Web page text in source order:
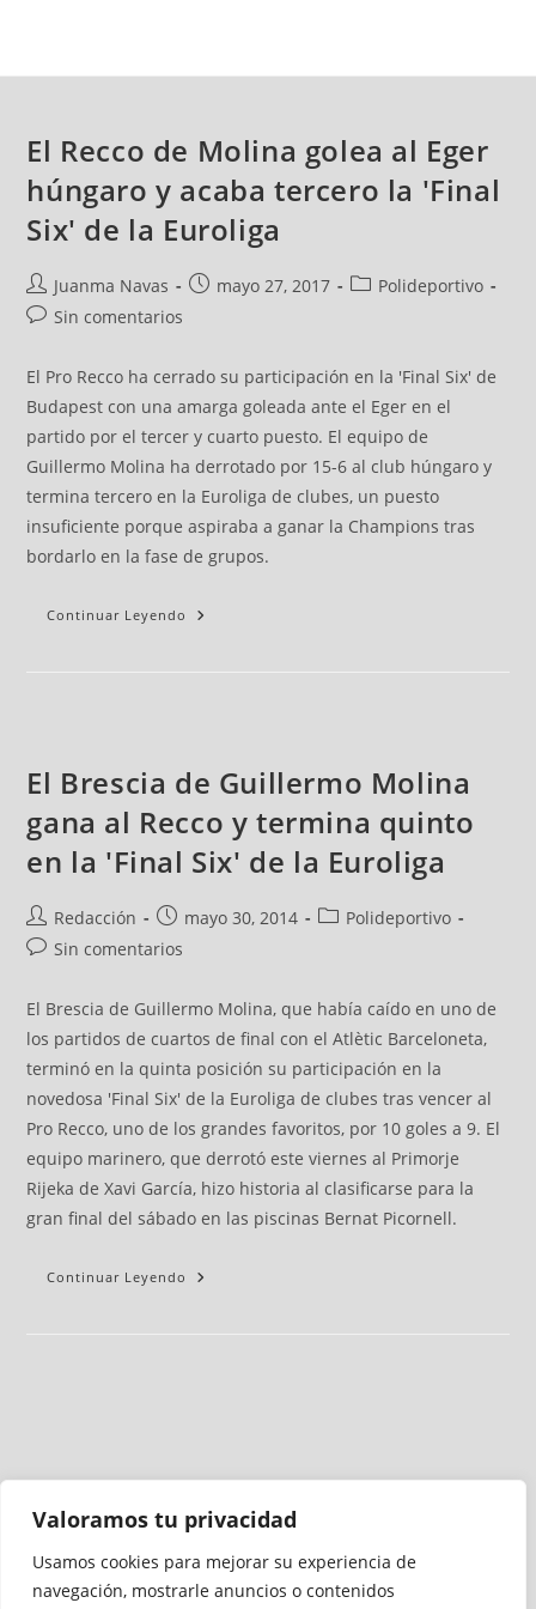
Valoramos tu privacidad
Usamos cookies para mejorar su experiencia de
navegación, mostrarle anuncios o contenidos
El Recco de Molina golea al Eger
húngaro y acaba tercero la 'Final
Six' de la Euroliga
Juanma Navas mayo 27, 2017
Polideportivo
Sin comentarios
El Pro Recco ha cerrado su participación en la 'Final Six' de
Budapest con una amarga goleada ante el Eger en el
partido por el tercer y cuarto puesto. El equipo de
Guillermo Molina ha derrotado por 15-6 al club húngaro y
termina tercero en la Euroliga de clubes, un puesto
insuficiente porque aspiraba a ganar la Champions tras
bordarlo en la fase de grupos.
Continuar Leyendo
El Brescia de Guillermo Molina
gana al Recco y termina quinto
en la 'Final Six' de la Euroliga
Redacción mayo 30, 2014
Polideportivo
Sin comentarios
El Brescia de Guillermo Molina, que había caído en uno de
los partidos de cuartos de final con el Atlètic Barceloneta,
terminó en la quinta posición su participación en la
novedosa 'Final Six' de la Euroliga de clubes tras vencer al
Pro Recco, uno de los grandes favoritos, por 10 goles a 9. El
equipo marinero, que derrotó este viernes al Primorje
Rijeka de Xavi García, hizo historia al clasificarse para la
gran final del sábado en las piscinas Bernat Picornell.
Continuar Leyendo
Medio auditado por